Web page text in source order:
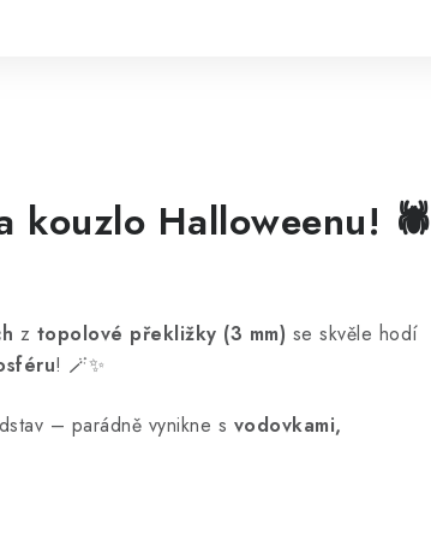
kouzlo Halloweenu! 🕷️
z topolové překližky (3 mm) se skvěle hodí
! 🪄✨
– parádně vynikne s vodovkami,